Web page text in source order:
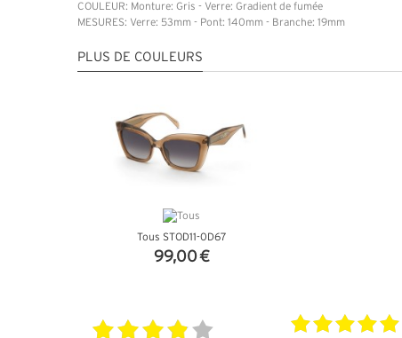
COULEUR: Monture: Gris - Verre: Gradient de fumée
MESURES: Verre: 53mm - Pont: 140mm - Branche: 19mm
PLUS DE COULEURS
Tous STOD11-0D67
99,00 €
06.07.2026